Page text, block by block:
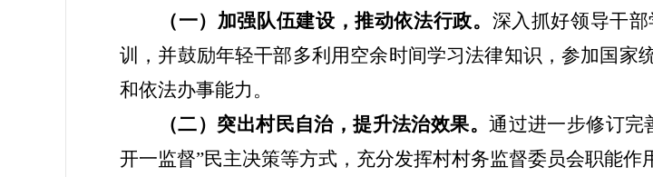
（一）加强队伍建设，推动依法行政。 深入抓好领导干
训，并鼓励年轻干部多利用空余时间学习法律知识，参加国家
和依法办事能力。
（二）突出村民自治，提升法治效果。通过进一步修订完
开一监督”民主决策等方式，充分发挥村村务监督委员会职能作